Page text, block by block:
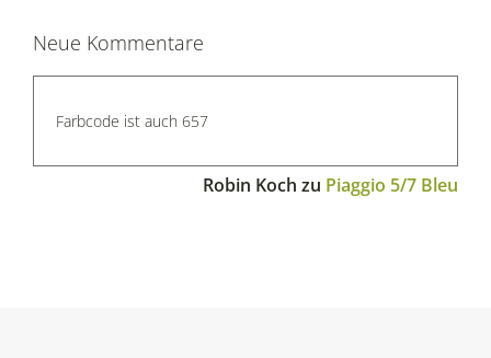
Neue Kommentare
Farbcode ist auch 657
Robin Koch zu Piaggio 5/7 Bleu